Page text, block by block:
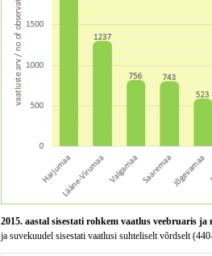
2015. aastal sisestati rohkem vaatlus veebruaris ja
ja suvekuudel sisestati vaatlusi suhteliselt võrdselt